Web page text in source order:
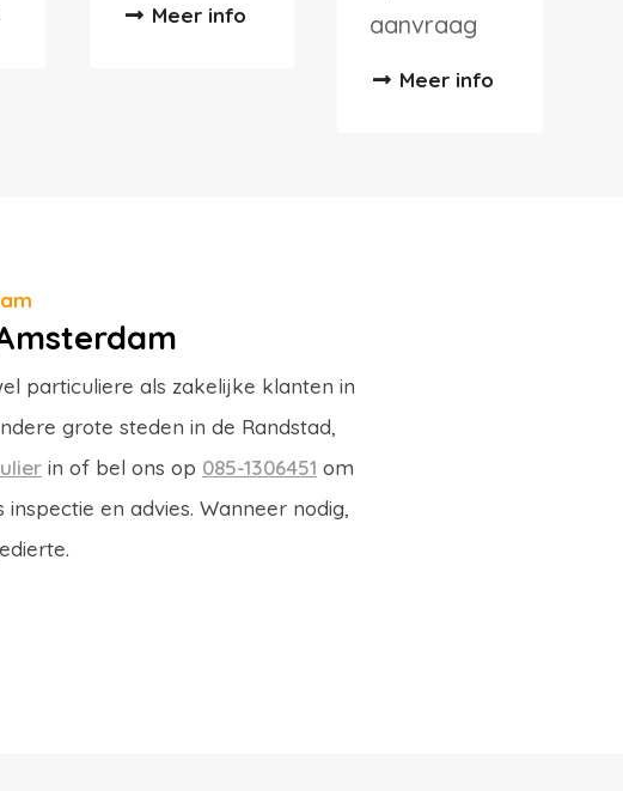
Meer info
aanvraag
Meer info
particuliere als zakelijke klanten in
grote steden in de Randstad,
in of bel ons op 085-1306451 om
en advies. Wanneer nodig,